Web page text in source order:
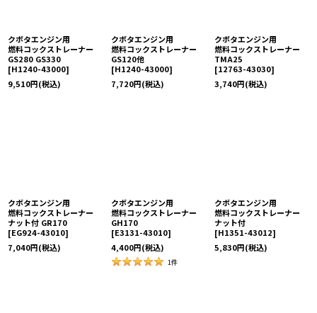
クボタエンジン用
燃料コックストレーナー
GS280 GS330
[H1240-43000]
9,510円(税込)
クボタエンジン用
燃料コックストレーナー
GS120他
[H1240-43000]
7,720円(税込)
クボタエンジン用
燃料コックストレーナー
TMA25
[12763-43030]
3,740円(税込)
クボタエンジン用
燃料コックストレーナー
ナット付 GR170
[EG924-43010]
7,040円(税込)
クボタエンジン用
燃料コックストレーナー
GH170
[E3131-43010]
4,400円(税込)
1件
クボタエンジン用
燃料コックストレーナー
ナット付
[H1351-43012]
5,830円(税込)